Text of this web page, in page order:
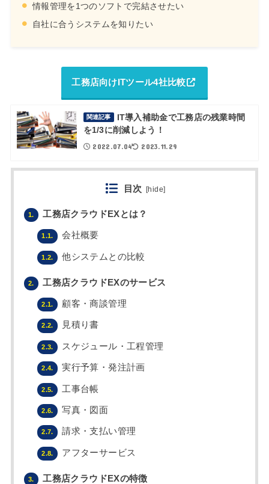
情報管理を1つのソフトで完結させたい
自社に合うシステムを知りたい
工務店向けITツール4社比較
関連記事
IT導入補助金で工務店の残業時間
を1/3に削減しよう！
2022.07.04 2023.11.29
目次 [hide]
1. 工務店クラウドEXとは？
1.1. 会社概要
1.2. 他システムとの比較
2. 工務店クラウドEXのサービス
2.1. 顧客・商談管理
2.2. 見積り書
2.3. スケジュール・工程管理
2.4. 実行予算・発注計画
2.5. 工事台帳
2.6. 写真・図面
2.7. 請求・支払い管理
2.8. アフターサービス
3. 工務店クラウドEXの特徴